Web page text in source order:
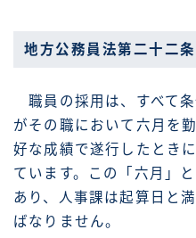
地方公務員法第二十二条
職員の採用は、すべて
がその職において六月を
好な成績で遂行したとき
ています。この「六月」
あり、人事課は起算日と
ばなりません。